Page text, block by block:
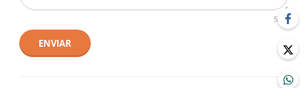
500
ENVIAR